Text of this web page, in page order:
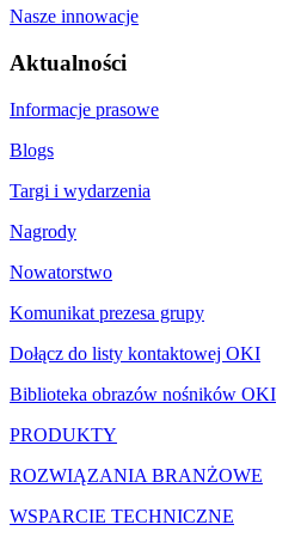
Nasze innowacje
Aktualności
Informacje prasowe
Blogs
Targi i wydarzenia
Nagrody
Nowatorstwo
Komunikat prezesa grupy
Dołącz do listy kontaktowej OKI
Biblioteka obrazów nośników OKI
PRODUKTY
ROZWIĄZANIA BRANŻOWE
WSPARCIE TECHNICZNE